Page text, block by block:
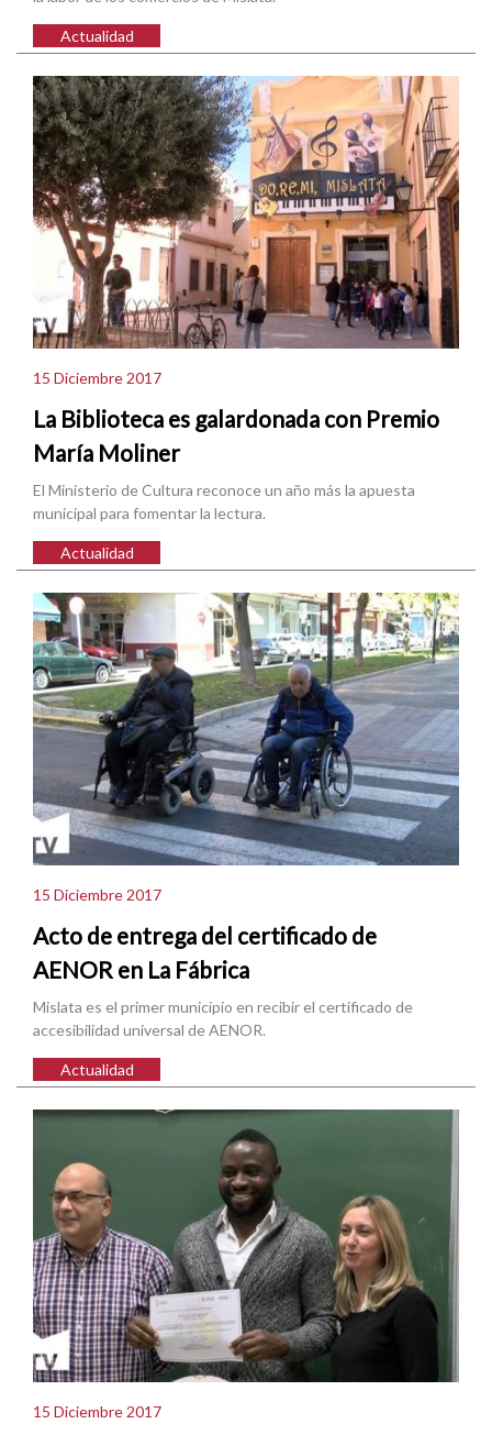
Actualidad
15 Diciembre 2017
La Biblioteca es galardonada con Premio
María Moliner
El Ministerio de Cultura reconoce un año más la apuesta
municipal para fomentar la lectura.
Actualidad
15 Diciembre 2017
Acto de entrega del certificado de
AENOR en La Fábrica
Mislata es el primer municipio en recibir el certificado de
accesibilidad universal de AENOR.
Actualidad
15 Diciembre 2017